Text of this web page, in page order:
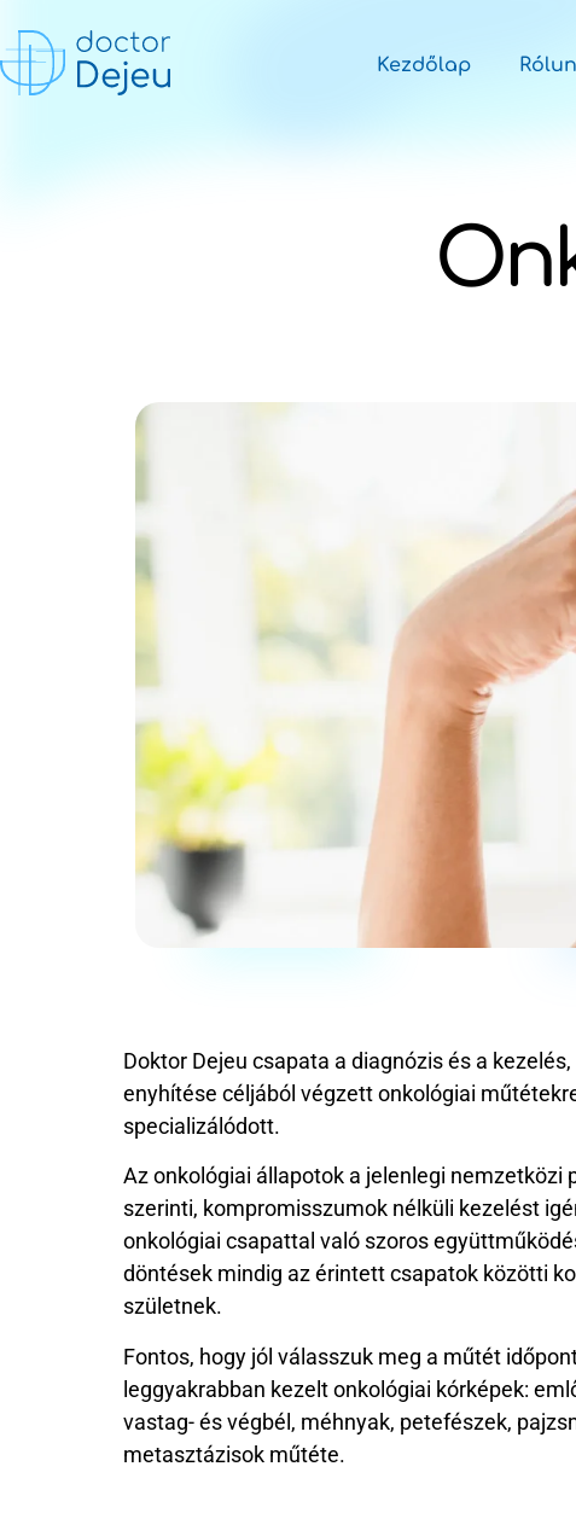
Kezdőlap
Doktor Dejeu csapata a diagnózis és a
enyhítése céljából végzett onkológiai
specializálódott.
Az onkológiai állapotok a jelenlegi nemzetközi
szerinti, kompromisszumok nélküli kezelést
onkológiai csapattal való szoros
döntések mindig az érintett csapatok közötti
születnek.
Fontos, hogy jól válasszuk meg a műtét
leggyakrabban kezelt onkológiai kórképek:
vastag- és végbél, méhnyak, petefészek,
metasztázisok műtéte.